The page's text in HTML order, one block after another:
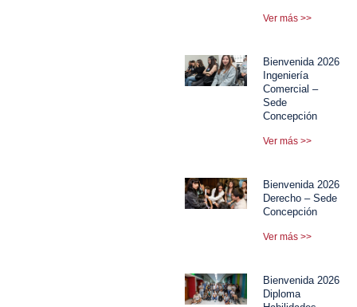
Ver más >>
Bienvenida 2026
Ingeniería
Comercial –
Sede
Concepción
Ver más >>
Bienvenida 2026
Derecho – Sede
Concepción
Ver más >>
Bienvenida 2026
Diploma